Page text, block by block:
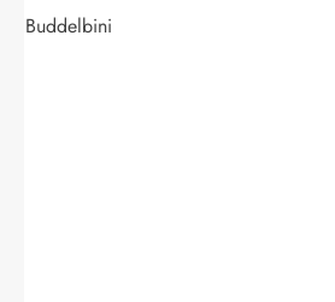
Buddelbini